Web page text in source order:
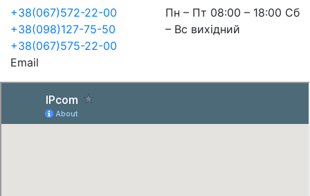
+38(067)572-22-00
+38(098)127-75-50
+38(067)575-22-00
Пн – Пт 08:00 – 18:00 Сб
– Вс вихідний
Email